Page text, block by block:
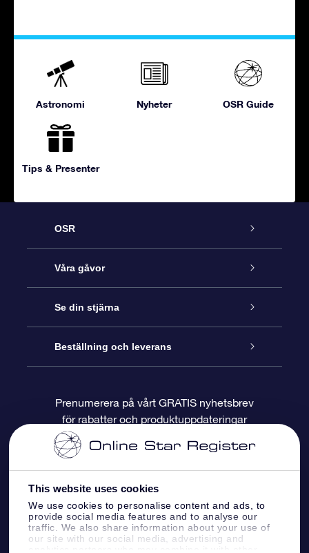
This website uses cookies
We use cookies to personalise content and ads, to
provide social media features and to analyse our
traffic. We also share information about your use of
our site with our social media, advertising and
Astronomi Nyheter OSR Guide
Tips & Presenter
OSR
Kundtjänst
Kontakta oss
Blogg
Recensioner
Våra gåvor
Online-Stjärngåva
OSR Gåvopaket
OSR Presentkort
Företagspresenter
Se din stjärna
Stjärnregiste
Personlig Stjärnsida
One Million Stars
OSR Starsaver
Fly me to the stars VR-app
Beställning och leverans
Betalningsinformation
Leveransinformation
Returpolicy
Konstellationerna
Prenumerera på vårt GRATIS nyhetsbrev
för rabatter och produktuppdateringar